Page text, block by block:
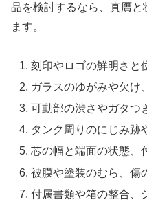
品を検討するなら、真贋
ます。
刻印やロゴの鮮明さと
ガラスのゆがみや欠け
可動部の渋さやガタつ
タンク周りのにじみ跡
芯の幅と端面の状態、
被膜や塗装のむら、傷
付属書類や箱の整合、